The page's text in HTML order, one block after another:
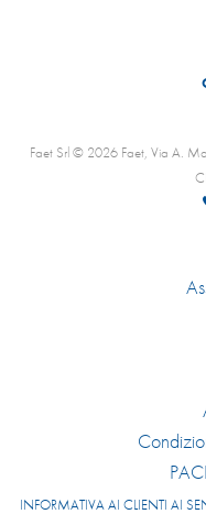
Faet Srl © 2026 Faet, Via A.
INFORMATIVA AI CLIENTI AI